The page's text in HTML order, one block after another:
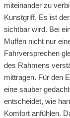
miteinander zu
Kunstgriff. Es ist
sichtbar wird. Bei
Muffen nicht nur
Fahrversprechen
des Rahmens
mittragen. Für den
eine sauber
entscheidet, wie
Komfort anfühlen.